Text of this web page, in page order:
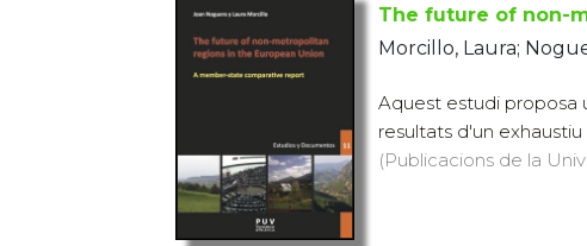
The future of non-
Morcillo, Laura;
Aquest estudi proposa
resultats d'un
(Publicacions de la